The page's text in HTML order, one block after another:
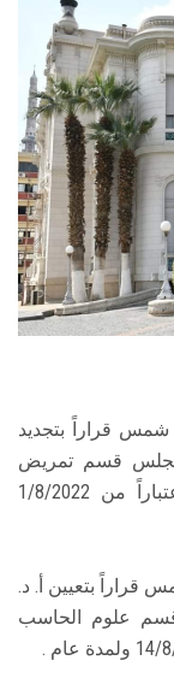
الطلاب
هيئة التدريس
الدراسات العليا
الخريجين
الموظفون
قراراً بتجديد
قسم تمريض
الصحة النفسية والعقلية بكلية التمريض اعتباراً من 1/8/2022
قراراً بتعيين أ. د.
علوم الحاسب